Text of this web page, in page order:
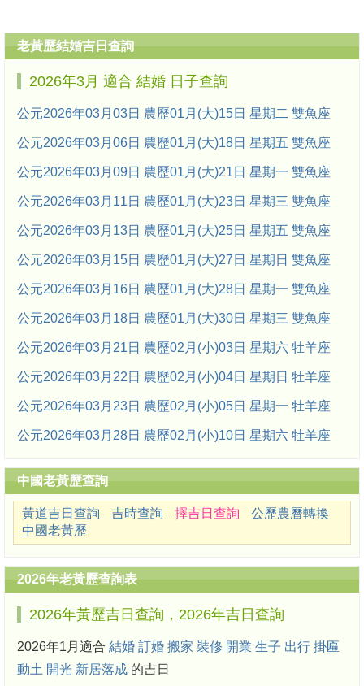
老黃歷結婚吉日查詢
2026年3月 適合 結婚 日子查詢
公元2026年03月03日 農歷01月(大)15日 星期二 雙魚座
公元2026年03月06日 農歷01月(大)18日 星期五 雙魚座
公元2026年03月09日 農歷01月(大)21日 星期一 雙魚座
公元2026年03月11日 農歷01月(大)23日 星期三 雙魚座
公元2026年03月13日 農歷01月(大)25日 星期五 雙魚座
公元2026年03月15日 農歷01月(大)27日 星期日 雙魚座
公元2026年03月16日 農歷01月(大)28日 星期一 雙魚座
公元2026年03月18日 農歷01月(大)30日 星期三 雙魚座
公元2026年03月21日 農歷02月(小)03日 星期六 牡羊座
公元2026年03月22日 農歷02月(小)04日 星期日 牡羊座
公元2026年03月23日 農歷02月(小)05日 星期一 牡羊座
公元2026年03月28日 農歷02月(小)10日 星期六 牡羊座
中國老黃歷查詢
黃道吉日查詢 吉時查詢 擇吉日查詢
公歷農曆轉換
中國老黃歷
2026年老黃歷查詢表
2026年黃歷吉日查詢，2026年吉日查詢
2026年1月適合 結婚 訂婚 搬家 裝修 開業 生子 出行 掛匾
動土 開光 新居落成 的吉日